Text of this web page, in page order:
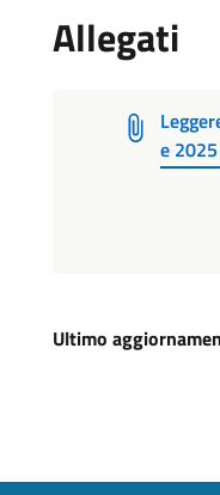
Allegati
e 2025
Ultimo